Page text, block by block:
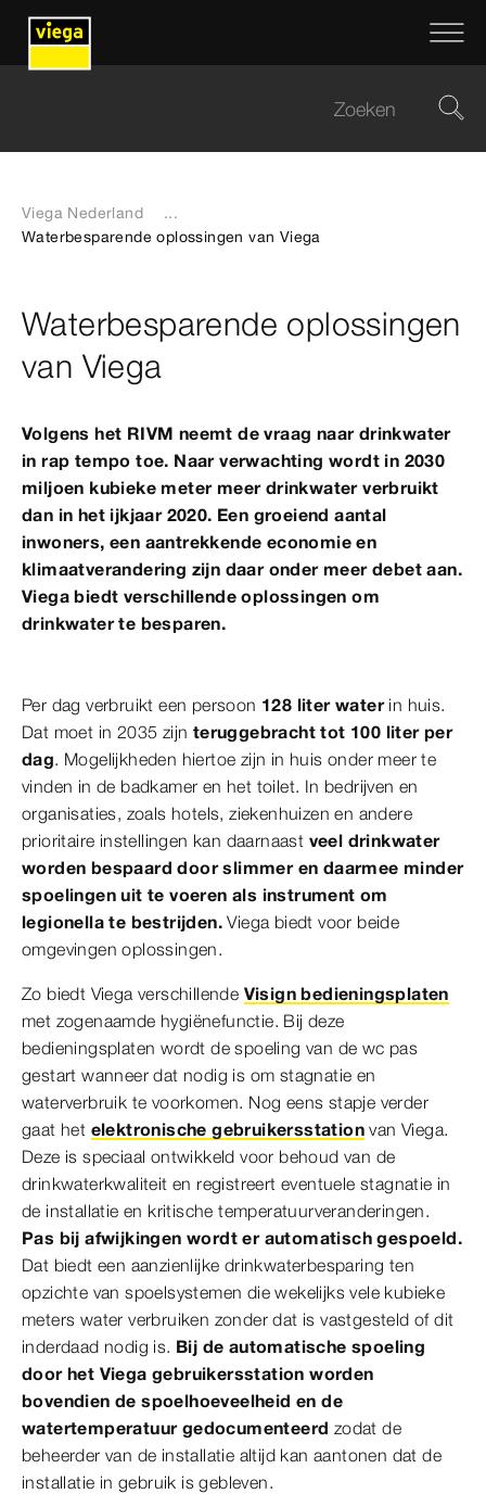
Viega Nederland
...
Waterbesparende oplossingen van Viega
Waterbesparende oplossingen
van Viega
Volgens het RIVM neemt de vraag naar drinkwater
in rap tempo toe. Naar verwachting wordt in 2030
miljoen kubieke meter meer drinkwater verbruikt
dan in het ijkjaar 2020. Een groeiend aantal
inwoners, een aantrekkende economie en
klimaatverandering zijn daar onder meer debet aan.
Viega biedt verschillende oplossingen om
drinkwater te besparen.
Per dag verbruikt een persoon 128 liter waterin huis.
Dat moet in 2035 zijn teruggebracht tot 100 liter per
dag. Mogelijkheden hiertoe zijn in huis onder meer te
vinden in de badkamer en het toilet. In bedrijven en
organisaties, zoals hotels, ziekenhuizen en andere
prioritaire instellingen kan daarnaast veel drinkwater
worden bespaard door slimmer en daarmee minder
spoelingen uit te voeren als instrument om
legionella te bestrijden. Viega biedt voor beide
omgevingen oplossingen.
Zo biedt Viega verschillende Visign bedieningsplaten
met zogenaamde hygiënefunctie. Bij deze
bedieningsplaten wordt de spoeling van de wc pas
gestart wanneer dat nodig is om stagnatie en
waterverbruik te voorkomen. Nog eens stapje verder
gaat het elektronische gebruikersstation van Viega.
Deze is speciaal ontwikkeld voor behoud van de
drinkwaterkwaliteit en registreert eventuele stagnatie in
de installatie en kritische temperatuurveranderingen.
Pas bij afwijkingen wordt er automatisch gespoeld.
Dat biedt een aanzienlijke drinkwaterbesparing ten
opzichte van spoelsystemen die wekelijks vele kubieke
meters water verbruiken zonder dat is vastgesteld of dit
inderdaad nodig is. Bij de automatische spoeling
door het Viega gebruikersstation worden
bovendien de spoelhoeveelheid en de
watertemperatuur gedocumenteerd zodat de
beheerder van de installatie altijd kan aantonen dat de
installatie in gebruik is gebleven.